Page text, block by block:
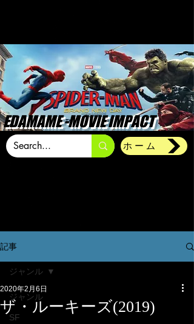
EDAMAME -MOVIE IMPACT
ホーム
記事
ジャンル
SF
ジャンル
ザ・ルーキーズ(2019)
2020年2月6日